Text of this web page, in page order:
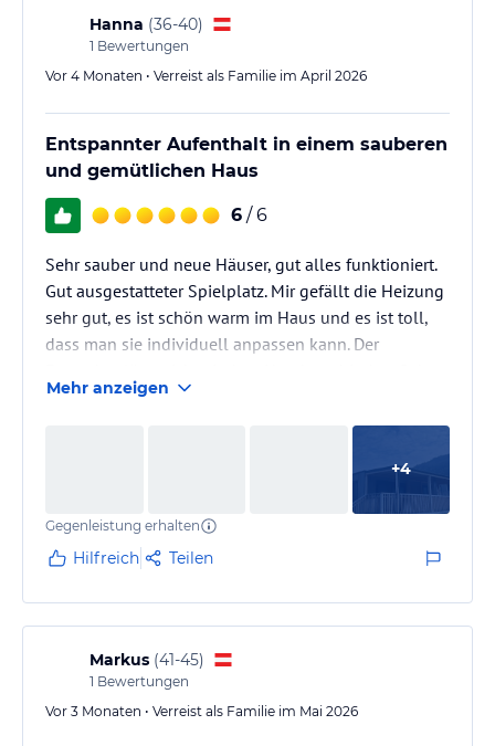
Hanna (36-40)
1 Bewertungen
Vor 4 Monaten • Verreist als Familie im April 2026
Entspannter Aufenthalt in einem sauberen
und gemütlichen Haus
6 / 6
Sehr sauber und neue Häuser, gut alles funktioniert.
Gut ausgestatteter Spielplatz. Mir gefällt die Heizung
sehr gut, es ist schön warm im Haus und es ist toll,
dass man sie individuell anpassen kann. Der
schöne Badewanne
Mehr anzeigen
+4
Gegenleistung erhalten
Hilfreich Teilen
Markus (41-45)
1 Bewertungen
Vor 3 Monaten • Verreist als Familie im Mai 2026